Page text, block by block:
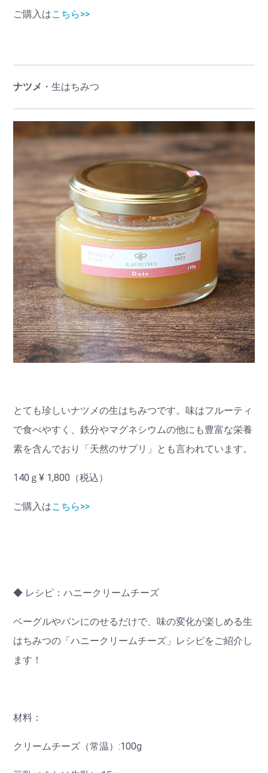
ご購入はこちら>>
ナツメ ・生はちみつ
とても珍しいナツメの生はちみつです。味はフルーティ
で食べやすく、鉄分やマグネシウムの他にも豊富な栄養
素を含んでおり「天然のサプリ」とも言われています。
140ｇ¥ 1,800（税込）
ご購入はこちら>>
◆ レシピ：ハニークリームチーズ
ベーグルやパンにのせるだけで、味の変化が楽しめる生
はちみつの「ハニークリームチーズ」レシピをご紹介し
ます！
材料：
クリームチーズ（常温）:100g